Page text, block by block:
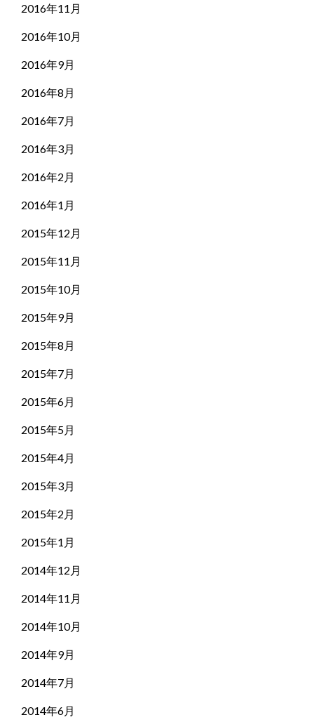
2016年11月
2016年10月
2016年9月
2016年8月
2016年7月
2016年3月
2016年2月
2016年1月
2015年12月
2015年11月
2015年10月
2015年9月
2015年8月
2015年7月
2015年6月
2015年5月
2015年4月
2015年3月
2015年2月
2015年1月
2014年12月
2014年11月
2014年10月
2014年9月
2014年7月
2014年6月